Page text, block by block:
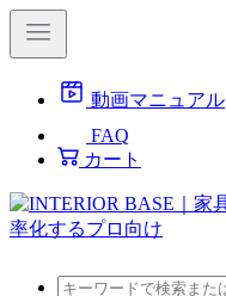
動画マニュアル
FAQ
カート